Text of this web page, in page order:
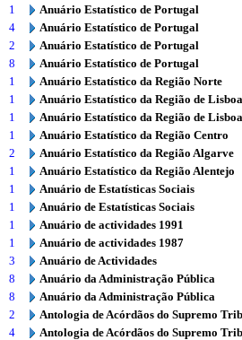
1
Anuário Estatístico de Portugal
4
Anuário Estatístico de Portugal
2
Anuário Estatístico de Portugal
8
Anuário Estatístico de Portugal
1
Anuário Estatístico da Região Norte
1
Anuário Estatístico da Região de
1
Anuário Estatístico da Região de Lisboa
1
Anuário Estatístico da Região Centro
2
Anuário Estatístico da Região Algarve
1
Anuário Estatístico da Região Alentejo
1
Anuário de Estatísticas Sociais
1
Anuário de Estatísticas Sociais
1
Anuário de actividades 1991
1
Anuário de actividades 1987
3
Anuário de Actividades
8
Anuário da Administração Pública
8
Anuário da Administração Pública
2
Antologia de Acórdãos do Supremo
4
Antologia de Acórdãos do Supremo